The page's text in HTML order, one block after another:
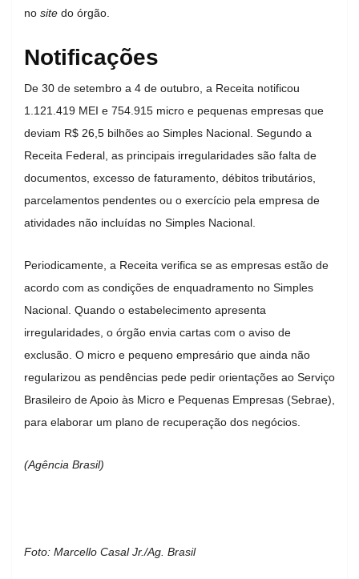
no site do órgão.
Notificações
De 30 de setembro a 4 de outubro, a Receita notificou
1.121.419 MEI e 754.915 micro e pequenas empresas que
deviam R$ 26,5 bilhões ao Simples Nacional. Segundo a
Receita Federal, as principais irregularidades são falta de
documentos, excesso de faturamento, débitos tributários,
parcelamentos pendentes ou o exercício pela empresa de
atividades não incluídas no Simples Nacional.
Periodicamente, a Receita verifica se as empresas estão de
acordo com as condições de enquadramento no Simples
Nacional. Quando o estabelecimento apresenta
irregularidades, o órgão envia cartas com o aviso de
exclusão. O micro e pequeno empresário que ainda não
regularizou as pendências pede pedir orientações ao Serviço
Brasileiro de Apoio às Micro e Pequenas Empresas (Sebrae),
para elaborar um plano de recuperação dos negócios.
(Agência Brasil)
Foto: Marcello Casal Jr./Ag. Brasil